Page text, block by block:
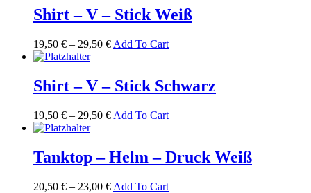
Shirt – V – Stick Weiß
19,50 € – 29,50 € Add To Cart
Shirt – V – Stick Schwarz
19,50 € – 29,50 € Add To Cart
Tanktop – Helm – Druck Weiß
20,50 € – 23,00 € Add To Cart